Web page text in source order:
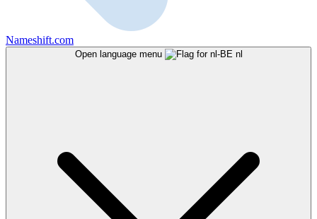
Nameshift.com
Open language menu nl